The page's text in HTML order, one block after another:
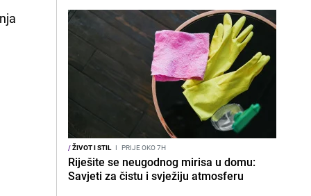
/ŽIVOT I STIL I PRIJE OKO 7H
Riješite se neugodnog mirisa u domu:
Savjeti za čistu i svježiju atmosferu